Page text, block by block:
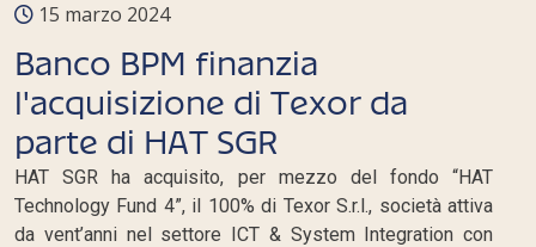
15 marzo 2024
Banco BPM finanzia
l'acquisizione di Texor da
parte di HAT SGR
HAT SGR ha acquisito, per mezzo del fondo “HAT
Technology Fund 4”, il 100% di Texor S.r.l., società attiva
da vent’anni nel settore ICT & System Integration con